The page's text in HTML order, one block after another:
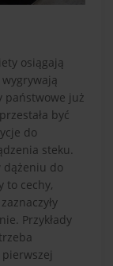
osiągają
państwowe już
być
do
steku.
dążeniu do
to cechy,
Przykłady